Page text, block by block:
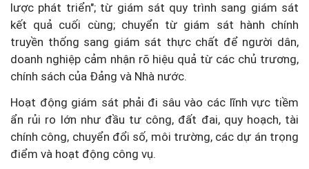
lược phát triển"; từ giám sát quy trình sang giám sát
kết quả cuối cùng; chuyển từ giám sát hành chính
truyền thống sang giám sát thực chất để người dân,
doanh nghiệp cảm nhận rõ hiệu quả từ các chủ trương,
chính sách của Đảng và Nhà nước.
Hoạt động giám sát phải đi sâu vào các lĩnh vực tiềm
ẩn rủi ro lớn như đầu tư công, đất đai, quy hoạch, tài
chính công, chuyển đổi số, môi trường, các dự án trọng
điểm và hoạt động công vụ.